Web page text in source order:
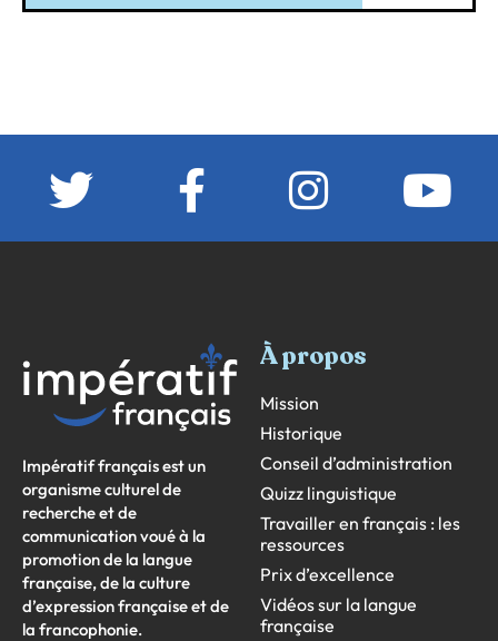
Impératif français est un
organisme culturel de
recherche et de
communication voué à la
promotion de la langue
française, de la culture
d’expression française et de
la francophonie.
À propos
Mission
Historique
Conseil d’administration
Quizz linguistique
Travailler en français : les
ressources
Prix d’excellence
Vidéos sur la langue
française